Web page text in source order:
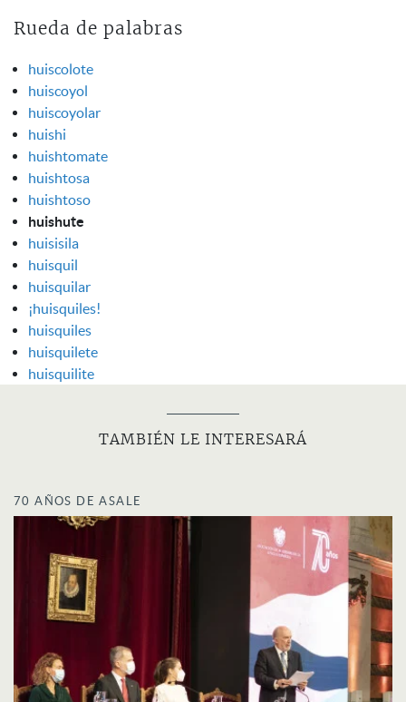
Rueda de palabras
huiscolote
huiscoyol
huiscoyolar
huishi
huishtomate
huishtosa
huishtoso
huishute
huisisila
huisquil
huisquilar
¡huisquiles!
huisquiles
huisquilete
huisquilite
TAMBIÉN LE INTERESARÁ
70 AÑOS DE ASALE